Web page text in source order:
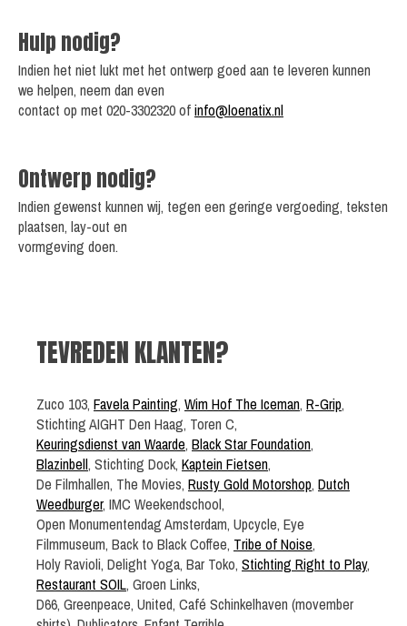
Hulp nodig?
Indien het niet lukt met het ontwerp goed aan te leveren kunnen
we helpen, neem dan even
contact op met 020-3302320 ofinfo@loenatix.nl
Ontwerp nodig?
Indien gewenst kunnen wij, tegen een geringe vergoeding, teksten
plaatsen, lay-out en
vormgeving doen.
TEVREDEN KLANTEN?
Zuco 103, Favela Painting, Wim Hof The Iceman, R-Grip,
Stichting AIGHT Den Haag, Toren C,
Keuringsdienst van Waarde, Black Star Foundation,
Blazinbell, Stichting Dock, Kaptein Fietsen,
De Filmhallen, The Movies, Rusty Gold Motorshop, Dutch
Weedburger, IMC Weekendschool,
Open Monumentendag Amsterdam, Upcycle, Eye
Filmmuseum, Back to Black Coffee, Tribe of Noise,
Holy Ravioli, Delight Yoga, Bar Toko, Stichting Right to Play,
Restaurant SOIL, Groen Links,
D66, Greenpeace, United, Café Schinkelhaven (movember